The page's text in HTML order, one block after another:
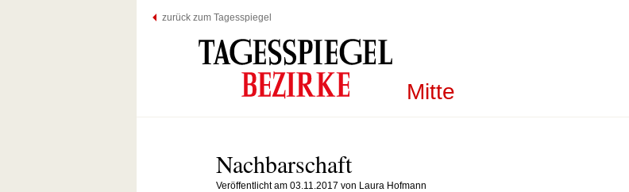
zurück zum Tagesspiegel
Mitte
Nachbarschaft
Veröffentlicht am 03.11.2017 von Laura Hofmann